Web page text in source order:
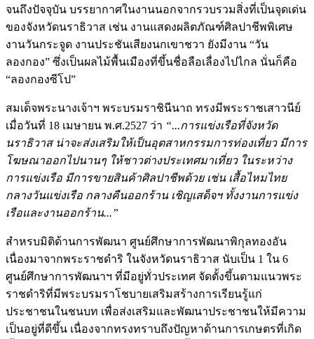
จนถึงปัจจุบัน บรรยากาศในงานนอกจากรวบรวมสิ่งที่เป็นจุดเด่น
ของจังหวัดนราธิวาส เช่น งานแสดงผลิตภัณฑ์ศิลปาชีพพิเศษ
งานวันกระจูด งานประชันเสียงนกเขาชวา ยังมีงาน “วัน
ลองกอง” ซึ่งเป็นผลไม้พื้นเมืองที่ขึ้นชื่อลือเลื่องไปไกล นั่นก็คือ
“ลองกองซีโป”
สมเด็จพระนางเจ้าฯ พระบรมราชินีนาถ ทรงมีพระราชเสาวนีย์
เมื่อวันที่ 18 เมษายน พ.ศ.2527 ว่า “...การแข่งเรือที่จังหวัด
นราธิวาส น่าจะส่งเสริมให้เป็นอุตสาหกรรมการท่องเที่ยว มีการ
โฆษณาออกไปนานๆ ให้ชาวต่างประเทศมาเที่ยว ในระหว่าง
การแข่งเรือ มีการขายสินค้าศิลปาชีพด้วย เช่น เสื้อไหมไทย
กลางวันแข่งเรือ กลางคืนออกร้าน เชิญเสด็จฯ ทั้งงานการแข่ง
เรือและงานออกร้าน...”
สำหรบมิติด้านการพัฒนา ศูนย์ศึกษาการพัฒนาพิกุลทองอัน
เนื่องมาจากพระราชดำริ ในจังหวัดนราธิวาส นับเป็น 1 ใน 6
ศูนย์ศึกษาการพัฒนาฯ ที่มีอยู่ทั่วประเทศ จัดตั้งขึ้นตามแนวพระ
ราชดำริที่มีพระบรมราโชบายเสริมสร้างการเรียนรู้แก่
ประชาชนในชนบท เพื่อส่งเสริมและพัฒนาประชาชนให้มีความ
เป็นอยู่ที่ดีขึ้น เนื่องจากทรงทราบถึงปัญหาด้านการเกษตรที่เกิด